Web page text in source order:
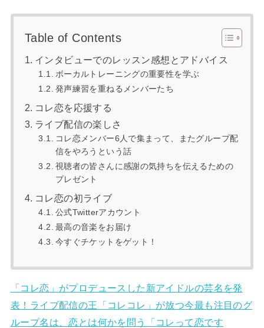
Table of Contents
インタビューでのレッスン感想とアドバイス
ボーカルトレーニングの重要性を学ぶ
発声練習を重ねるメンバーたち
コレ恋を応援する
ライブ配信の楽しさ
コレ恋メンバー6人で集まって、またグループ配
信をやろうという話
視聴者の皆さんに感謝の気持ちを伝えるための
プレゼント
コレ恋の初ライブ
公式Twitterアカウント
最高の音楽をお届け
今すぐチケットをゲット！
「コレ恋」がプロデュースした新アイドルの芸名を発
表！ライブ配信の王「コレコレ」が放つ今最も注目のグ
ループ名は、恋とは何かを問う「コレって恋です